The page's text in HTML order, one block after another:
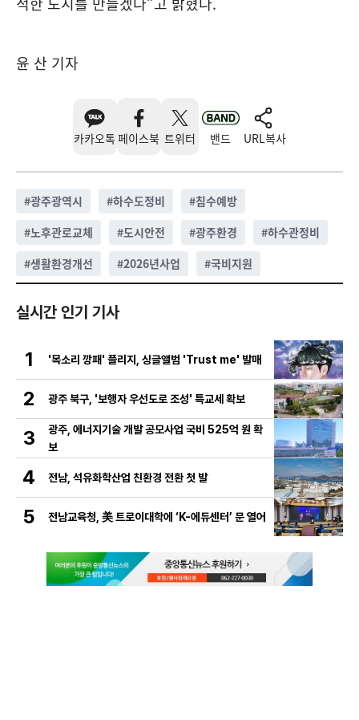
윤 산 기자
카카오톡 페이스북 트위터 밴드 URL복사
#광주광역시 #하수도정비 #침수예방
#노후관로교체 #도시안전 #광주환경 #하수관정비
#생활환경개선 #2026년사업 #국비지원
실시간 인기 기사
1 '목소리 깡패' 플리지, 싱글앨범 'Trust me' 발매
2 광주 북구, '보행자 우선도로 조성' 특교세 확보
3
광주, 에너지기술 개발 공모사업 국비 525억 원 확
보
4 전남, 석유화학산업 친환경 전환 첫 발
5 전남교육청, 美 트로이대학에 ‘K-에듀센터’ 문 열어